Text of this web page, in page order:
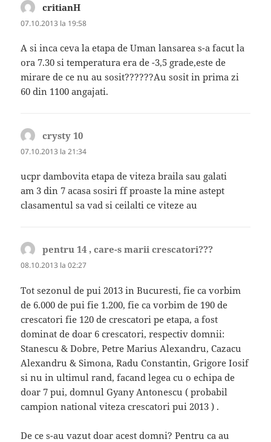
critianH
07.10.2013 la 19:58
A si inca ceva la etapa de Uman lansarea s-a facut la
ora 7.30 si temperatura era de -3,5 grade,este de
mirare de ce nu au sosit??????Au sosit in prima zi
60 din 1100 angajati.
crysty 10
07.10.2013 la 21:34
ucpr dambovita etapa de viteza braila sau galati
am 3 din 7 acasa sosiri ff proaste la mine astept
clasamentul sa vad si ceilalti ce viteze au
pentru 14 , care-s marii crescatori???
08.10.2013 la 02:27
Tot sezonul de pui 2013 in Bucuresti, fie ca vorbim
de 6.000 de pui fie 1.200, fie ca vorbim de 190 de
crescatori fie 120 de crescatori pe etapa, a fost
dominat de doar 6 crescatori, respectiv domnii:
Stanescu & Dobre, Petre Marius Alexandru, Cazacu
Alexandru & Simona, Radu Constantin, Grigore Iosif
si nu in ultimul rand, facand legea cu o echipa de
doar 7 pui, domnul Gyany Antonescu ( probabil
campion national viteza crescatori pui 2013 ) .
De ce s-au vazut doar acest domni? Pentru ca au